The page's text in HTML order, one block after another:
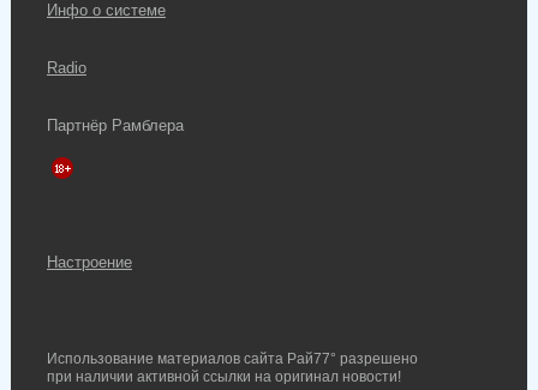
Инфо о системе
Radio
Партнёр Рамблера
Настроение
Использование материалов сайта Рай77° разрешено
при наличии активной ссылки на оригинал новости!